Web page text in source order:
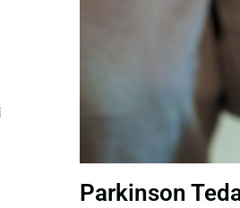
Parkinson